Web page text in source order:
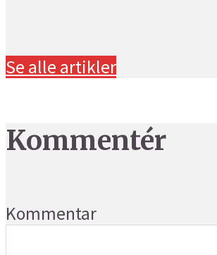
Se alle artikler
Kommentér
Kommentar